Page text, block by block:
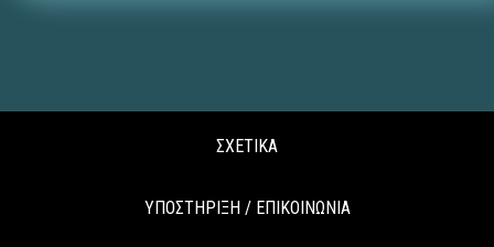
ΣΧΕΤΙΚΑ
ΥΠΟΣΤΗΡΙΞΗ / ΕΠΙΚΟΙΝΩΝΙΑ